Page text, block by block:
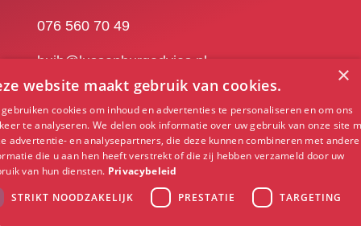
076 560 70 49
huib@lussenburgadvies.nl
Contact opnemen
Burgemeester
Kerstenslaan
×
website maakt gebruik van cookies.
gebruiken cookies om inhoud en advertenties te personaliseren en om ons
te analyseren. We delen ook informatie over uw gebruik van onze site
advertentie- en analysepartners, die deze kunnen combineren met andere
die u aan hen heeft verstrekt of die zij hebben verzameld door uw
van hun diensten. Privacybeleid
STRIKT NOODZAKELIJK
PRESTATIE TARGETING